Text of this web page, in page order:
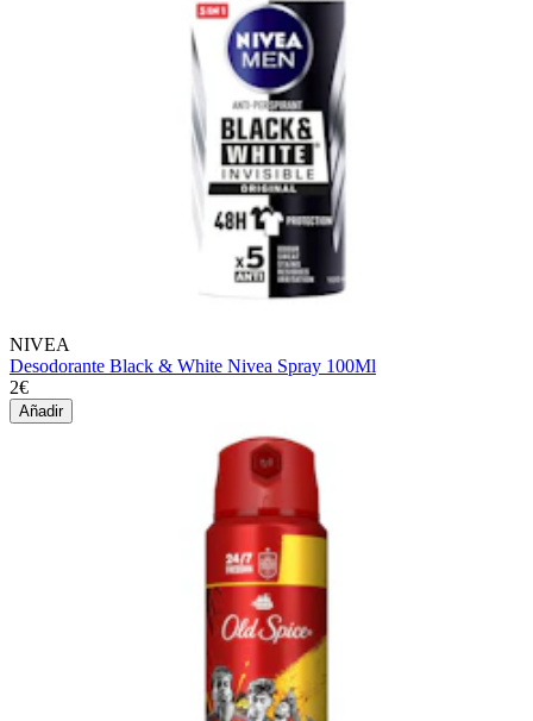
NIVEA
Desodorante Black & White Nivea Spray 100Ml
2€
Añadir